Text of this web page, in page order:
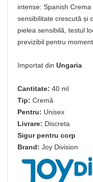
intense: Spanish
sensibilitate crescută și
pielea sensibilă, testul
previzibil pentru
Importat din Ungaria
Cantitate: 40 ml
Tip: Cremă
Pentru: Unisex
Livrare: Discreta
Sigur pentru corp
Brand: Joy Division